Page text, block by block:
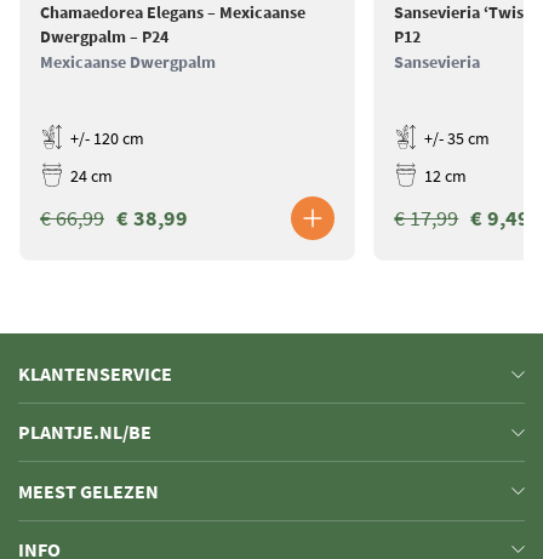
Chamaedorea Elegans – Mexicaanse
Dwergpalm – P24
Mexicaanse Dwergpalm
+/- 120 cm
24 cm
€ 38,99
€ 66,99
Sansevieria
P12
Sansevieria
+/- 35 cm
12 cm
€ 9,49
€ 17,99
KLANTENSERVICE
PLANTJE.NL/BE
MEEST GELEZEN
INFO